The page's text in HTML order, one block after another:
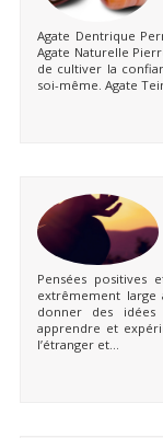
Agate Dentrique
Agate Naturelle
de cultiver la
soi-même. Agate
Pensées positives
extrêmement large
donner des idées
apprendre et
l’étranger et...